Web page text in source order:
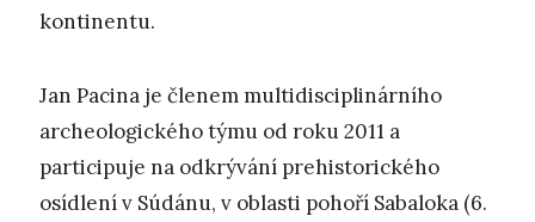
kontinentu.
Jan Pacina je členem multidisciplinárního
archeologického týmu od roku 2011 a
participuje na odkrývání prehistorického
osídlení v Súdánu, v oblasti pohoří Sabaloka (6.